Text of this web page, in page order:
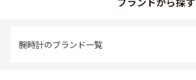
腕時計のブランド一覧